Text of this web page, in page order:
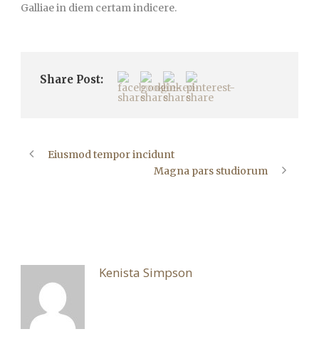
Galliae in diem certam indicere.
Share Post:
Eiusmod tempor incidunt
Magna pars studiorum
Kenista Simpson